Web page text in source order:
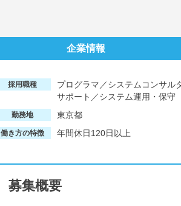
企業情報
採用職種
プログラマ／システムコンサル
サポート／システム運用・保守
勤務地 東京都
働き方の特徴 年間休日120日以上
募集概要